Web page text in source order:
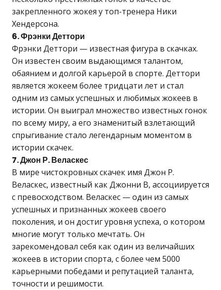
закрепленного жокея у топ-тренера Ники
Хендерсона.
6. Фрэнки Деттори
Фрэнки Деттори — известная фигура в скачках.
Он известен своим выдающимся талантом,
обаянием и долгой карьерой в спорте. Деттори
является жокеем более тридцати лет и стал
одним из самых успешных и любимых жокеев в
истории. Он выиграл множество известных гонок
по всему миру, а его знаменитый взлетающий
спрыгивание стало легендарным моментом в
истории скачек.
7. Джон Р. Веласкес
В мире чистокровных скачек имя Джон Р.
Веласкес, известный как Джонни В, ассоциируется
с превосходством. Веласкес — один из самых
успешных и признанных жокеев своего
поколения, и он достиг уровня успеха, о котором
многие могут только мечтать. Он
зарекомендовал себя как один из величайших
жокеев в истории спорта, с более чем 5000
карьерными победами и репутацией таланта,
точности и решимости.